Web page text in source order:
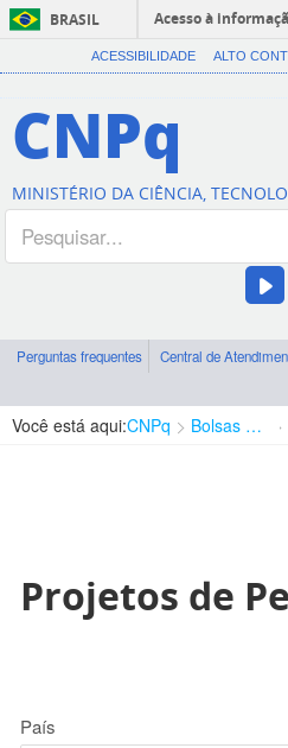
BRASIL
Acesso à
ACESSIBILIDADE ALTO
CNPq
MINISTÉRIO DA CIÊNCIA,
Perguntas frequentes Central de
Você está aqui:CNPq Bolsas e Auxílios Vigentes
Projetos de
País